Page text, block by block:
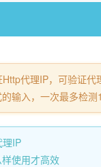
代理IP，可验证
输入，一次最多检
理IP
使用才高效